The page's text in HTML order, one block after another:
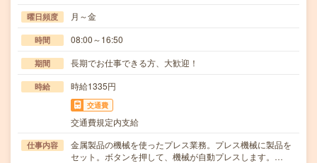
曜日頻度 月～金
時間 08:00～16:50
期間 長期でお仕事できる方、大歓迎！
時給 時給1335円
交通費
交通費規定内支給
仕事内容
金属製品の機械を使ったプレス業務。プレス機械に製品を
セット。ボタンを押して、機械が自動プレスします。…